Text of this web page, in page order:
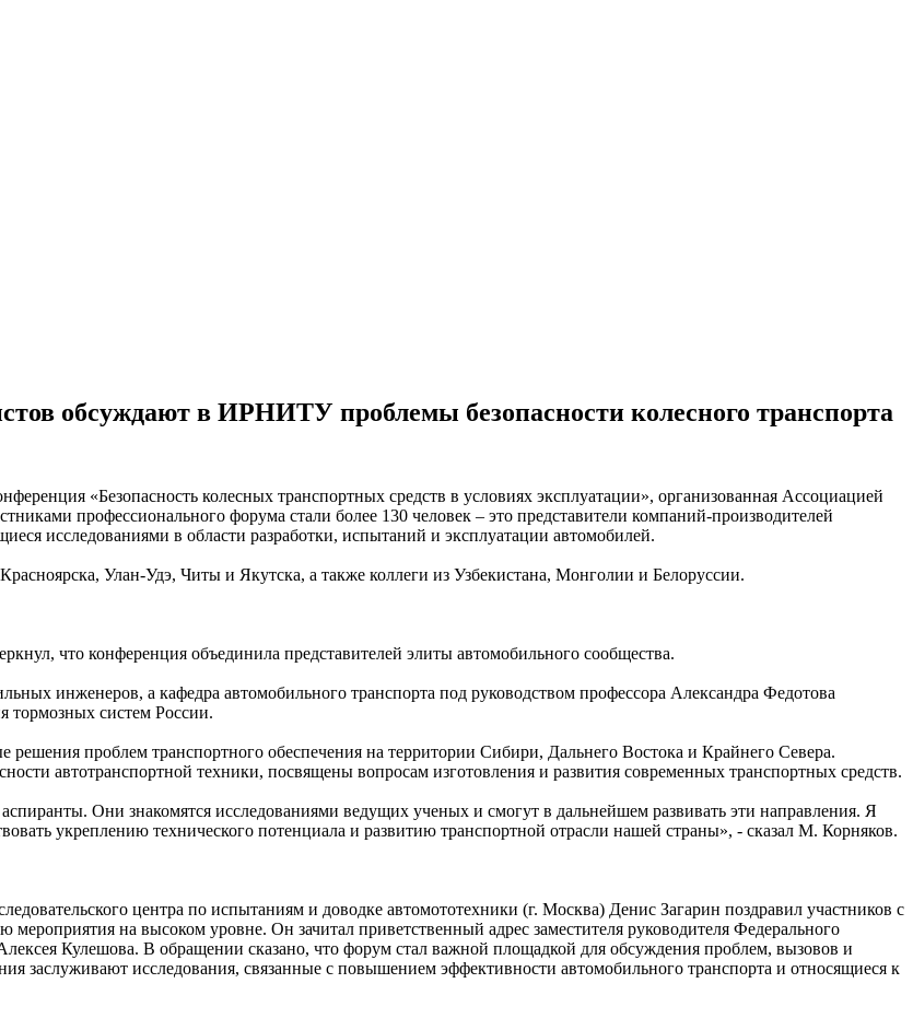
обсуждают в ИРНИТУ проблемы безопасности колесного транспорта
«Безопасность колесных транспортных средств в условиях эксплуатации», организованная Ассоциацией
профессионального форума стали более 130 человек – это представители компаний-производителей
исследованиями в области разработки, испытаний и эксплуатации автомобилей.
Улан-Удэ, Читы и Якутска, а также коллеги из Узбекистана, Монголии и Белоруссии.
что конференция объединила представителей элиты автомобильного сообщества.
инженеров, а кафедра автомобильного транспорта под руководством профессора Александра Федотова
тормозных систем России.
проблем транспортного обеспечения на территории Сибири, Дальнего Востока и Крайнего Севера.
автотранспортной техники, посвящены вопросам изготовления и развития современных транспортных средств.
Они знакомятся исследованиями ведущих ученых и смогут в дальнейшем развивать эти направления. Я
укреплению технического потенциала и развитию транспортной отрасли нашей страны», - сказал М. Корняков.
центра по испытаниям и доводке автомототехники (г. Москва) Денис Загарин поздравил участников с
на высоком уровне. Он зачитал приветственный адрес заместителя руководителя Федерального
Кулешова. В обращении сказано, что форум стал важной площадкой для обсуждения проблем, вызовов и
заслуживают исследования, связанные с повышением эффективности автомобильного транспорта и относящиеся к